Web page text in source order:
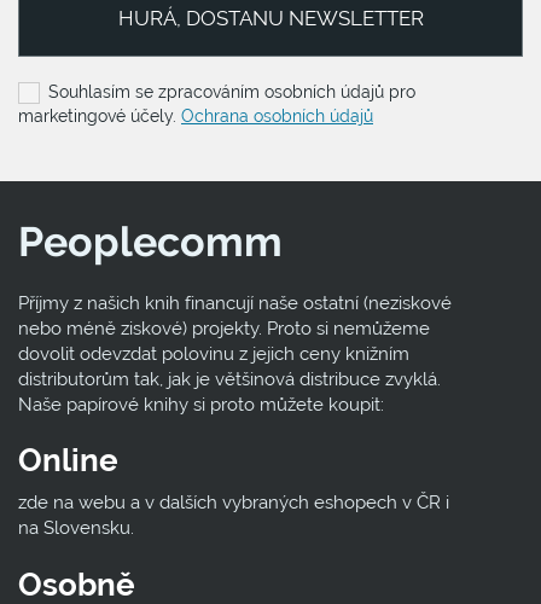
HURÁ, DOSTANU NEWSLETTER
Souhlasím se zpracováním osobních údajů pro
marketingové účely. Ochrana osobních údajů
Peoplecomm
Příjmy z našich knih financují naše ostatní (neziskové
nebo méně ziskové) projekty. Proto si nemůžeme
dovolit odevzdat polovinu z jejich ceny knižním
distributorům tak, jak je většinová distribuce zvyklá.
Naše papírové knihy si proto můžete koupit:
Online
zde na webu a v dalších vybraných eshopech v ČR i
na Slovensku.
Osobně